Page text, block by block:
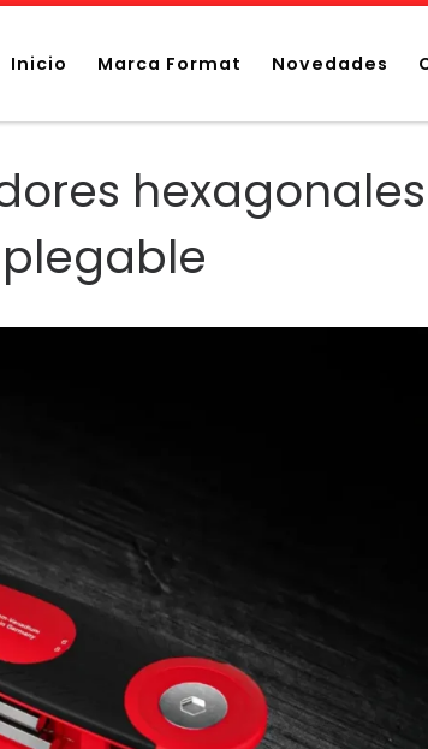
Inicio Marca Format Novedades
hexagonales
plegable